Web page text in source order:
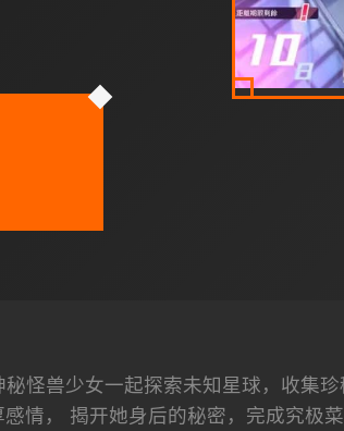
怪兽少女一起探索未知星球，收集
情， 揭开她身后的秘密，完成究极